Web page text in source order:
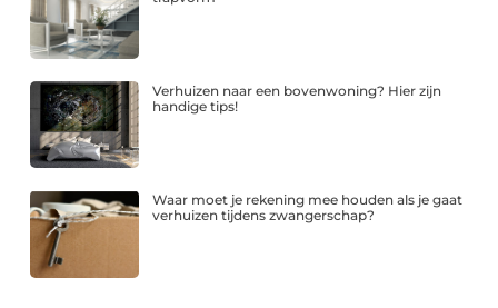
Verhuizen naar een bovenwoning? Hier zijn
handige tips!
Waar moet je rekening mee houden als je gaat
verhuizen tijdens zwangerschap?